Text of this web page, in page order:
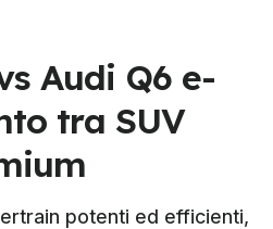
Audi Q6 e-
tra SUV
potenti ed efficienti,